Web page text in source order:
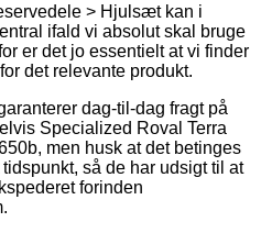
> Hjulsæt kan i
ifald vi absolut skal bruge
er det jo essentielt at vi finder
det relevante produkt.
dag-til-dag fragt på
Specialized Roval Terra
men husk at det betinges
så de har udsigt til at
forinden